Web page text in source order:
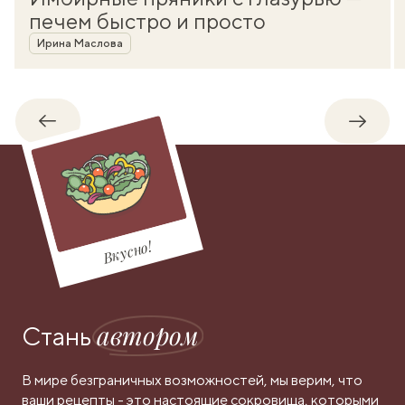
печем быстро и просто
Автор
Ирина Маслова
Обратно
Вкусно!
Станьавтором
В мире безграничных возможностей, мы верим, что
ваши рецепты - это настоящие сокровища, которыми